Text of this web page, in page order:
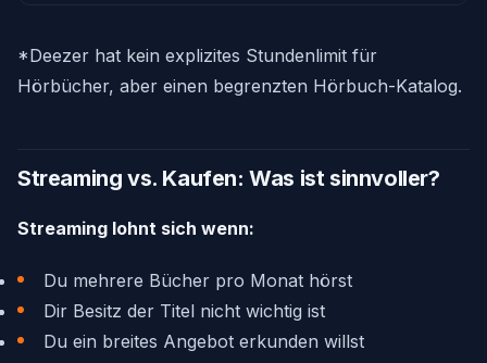
*Deezer hat kein explizites Stundenlimit für
Hörbücher, aber einen begrenzten Hörbuch-Katalog.
Streaming vs. Kaufen: Was ist sinnvoller?
Streaming lohnt sich wenn:
Du mehrere Bücher pro Monat hörst
Dir Besitz der Titel nicht wichtig ist
Du ein breites Angebot erkunden willst